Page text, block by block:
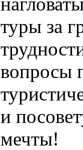
туры за
вопросы
и
мечты!